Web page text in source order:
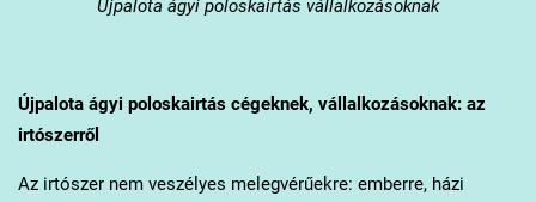
Újpalota ágyi poloskairtás vállalkozásoknak
Újpalotaágyi poloskairtás cégeknek, vállalkozásoknak: az
irtószerről
Az irtószer nem veszélyes melegvérűekre: emberre, házi